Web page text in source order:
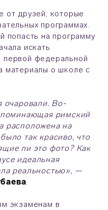
от друзей, которые
программах.
попасть на программу
искать
федеральной
материалы о школе с
Во-
римский
расположена на
так красиво, что
ли это фото? Как
идеальная
реальностью», —
.
экзаменам в